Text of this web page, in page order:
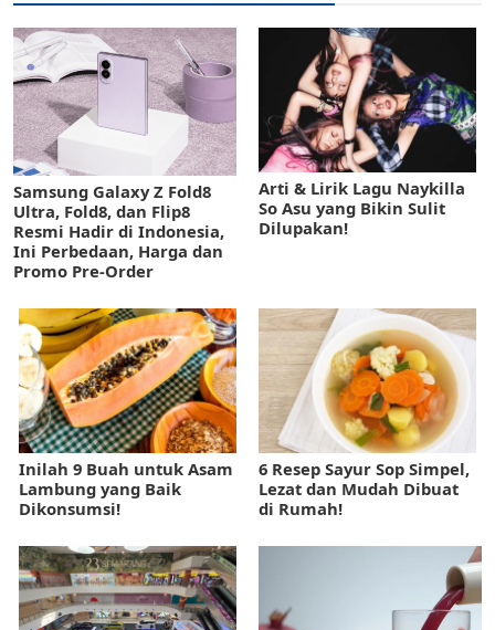
Samsung Galaxy Z Fold8
Ultra, Fold8, dan Flip8
Resmi Hadir di Indonesia,
Ini Perbedaan, Harga dan
Promo Pre-Order
Arti & Lirik Lagu Naykilla
So Asu yang Bikin Sulit
Dilupakan!
Inilah 9 Buah untuk Asam
Lambung yang Baik
Dikonsumsi!
6 Resep Sayur Sop Simpel,
Lezat dan Mudah Dibuat
di Rumah!